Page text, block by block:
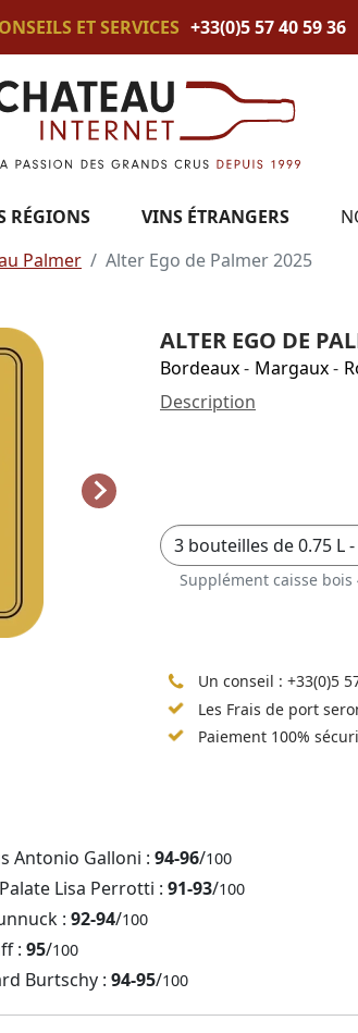
ET SERVICES +33(0)5 57 40 59 36
RÉGIONS VINS ÉTRANGERS
Palmer Alter Ego de Palmer 2025
ALTER EGO DE
Bordeaux- Margaux-
Description
Supplément caisse bois
Un conseil : +33(0)5
Les Frais de port
Paiement 100%
Antonio Galloni : 94-96/100
Lisa Perrotti : 91-93/100
: 92-94/100
: 95/100
Burtschy : 94-95/100